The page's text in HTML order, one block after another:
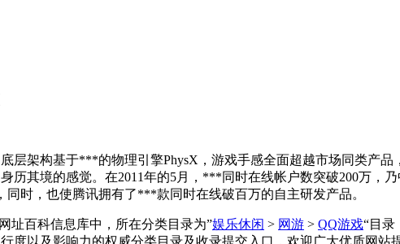
层架构基于***的物理引擎PhysX，游戏手感全面超越市场同类产
历其境的感觉。在2011年的5月，***同时在线帐户数突破200万，
时，也使腾讯拥有了***款同时在线破百万的自主研发产品。
址百科信息库中，所在分类目录为”娱乐休闲 > 网游 > QQ游戏“目录
度以及影响力的权威分类目录及收录提交入口，欢迎广大优质网站